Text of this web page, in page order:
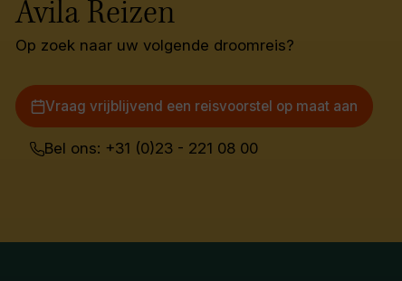
Avila Reizen
Op zoek naar uw volgende droomreis?
Vraag vrijblijvend een reisvoorstel op maat aan
Bel ons: +31 (0)23 - 221 08 00